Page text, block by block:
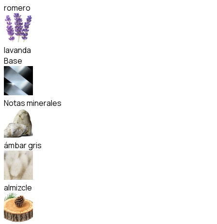
romero
lavanda
Base
Notas minerales
ámbar gris
almizcle